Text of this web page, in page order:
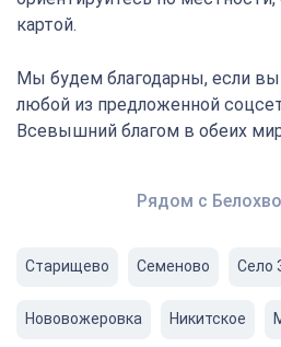
картой.
Мы будем благодарны, если
любой из предложенной
Всевышний благом в обеих
Рядом с
Старищево Семеново Село
Нововожеровка Никитское